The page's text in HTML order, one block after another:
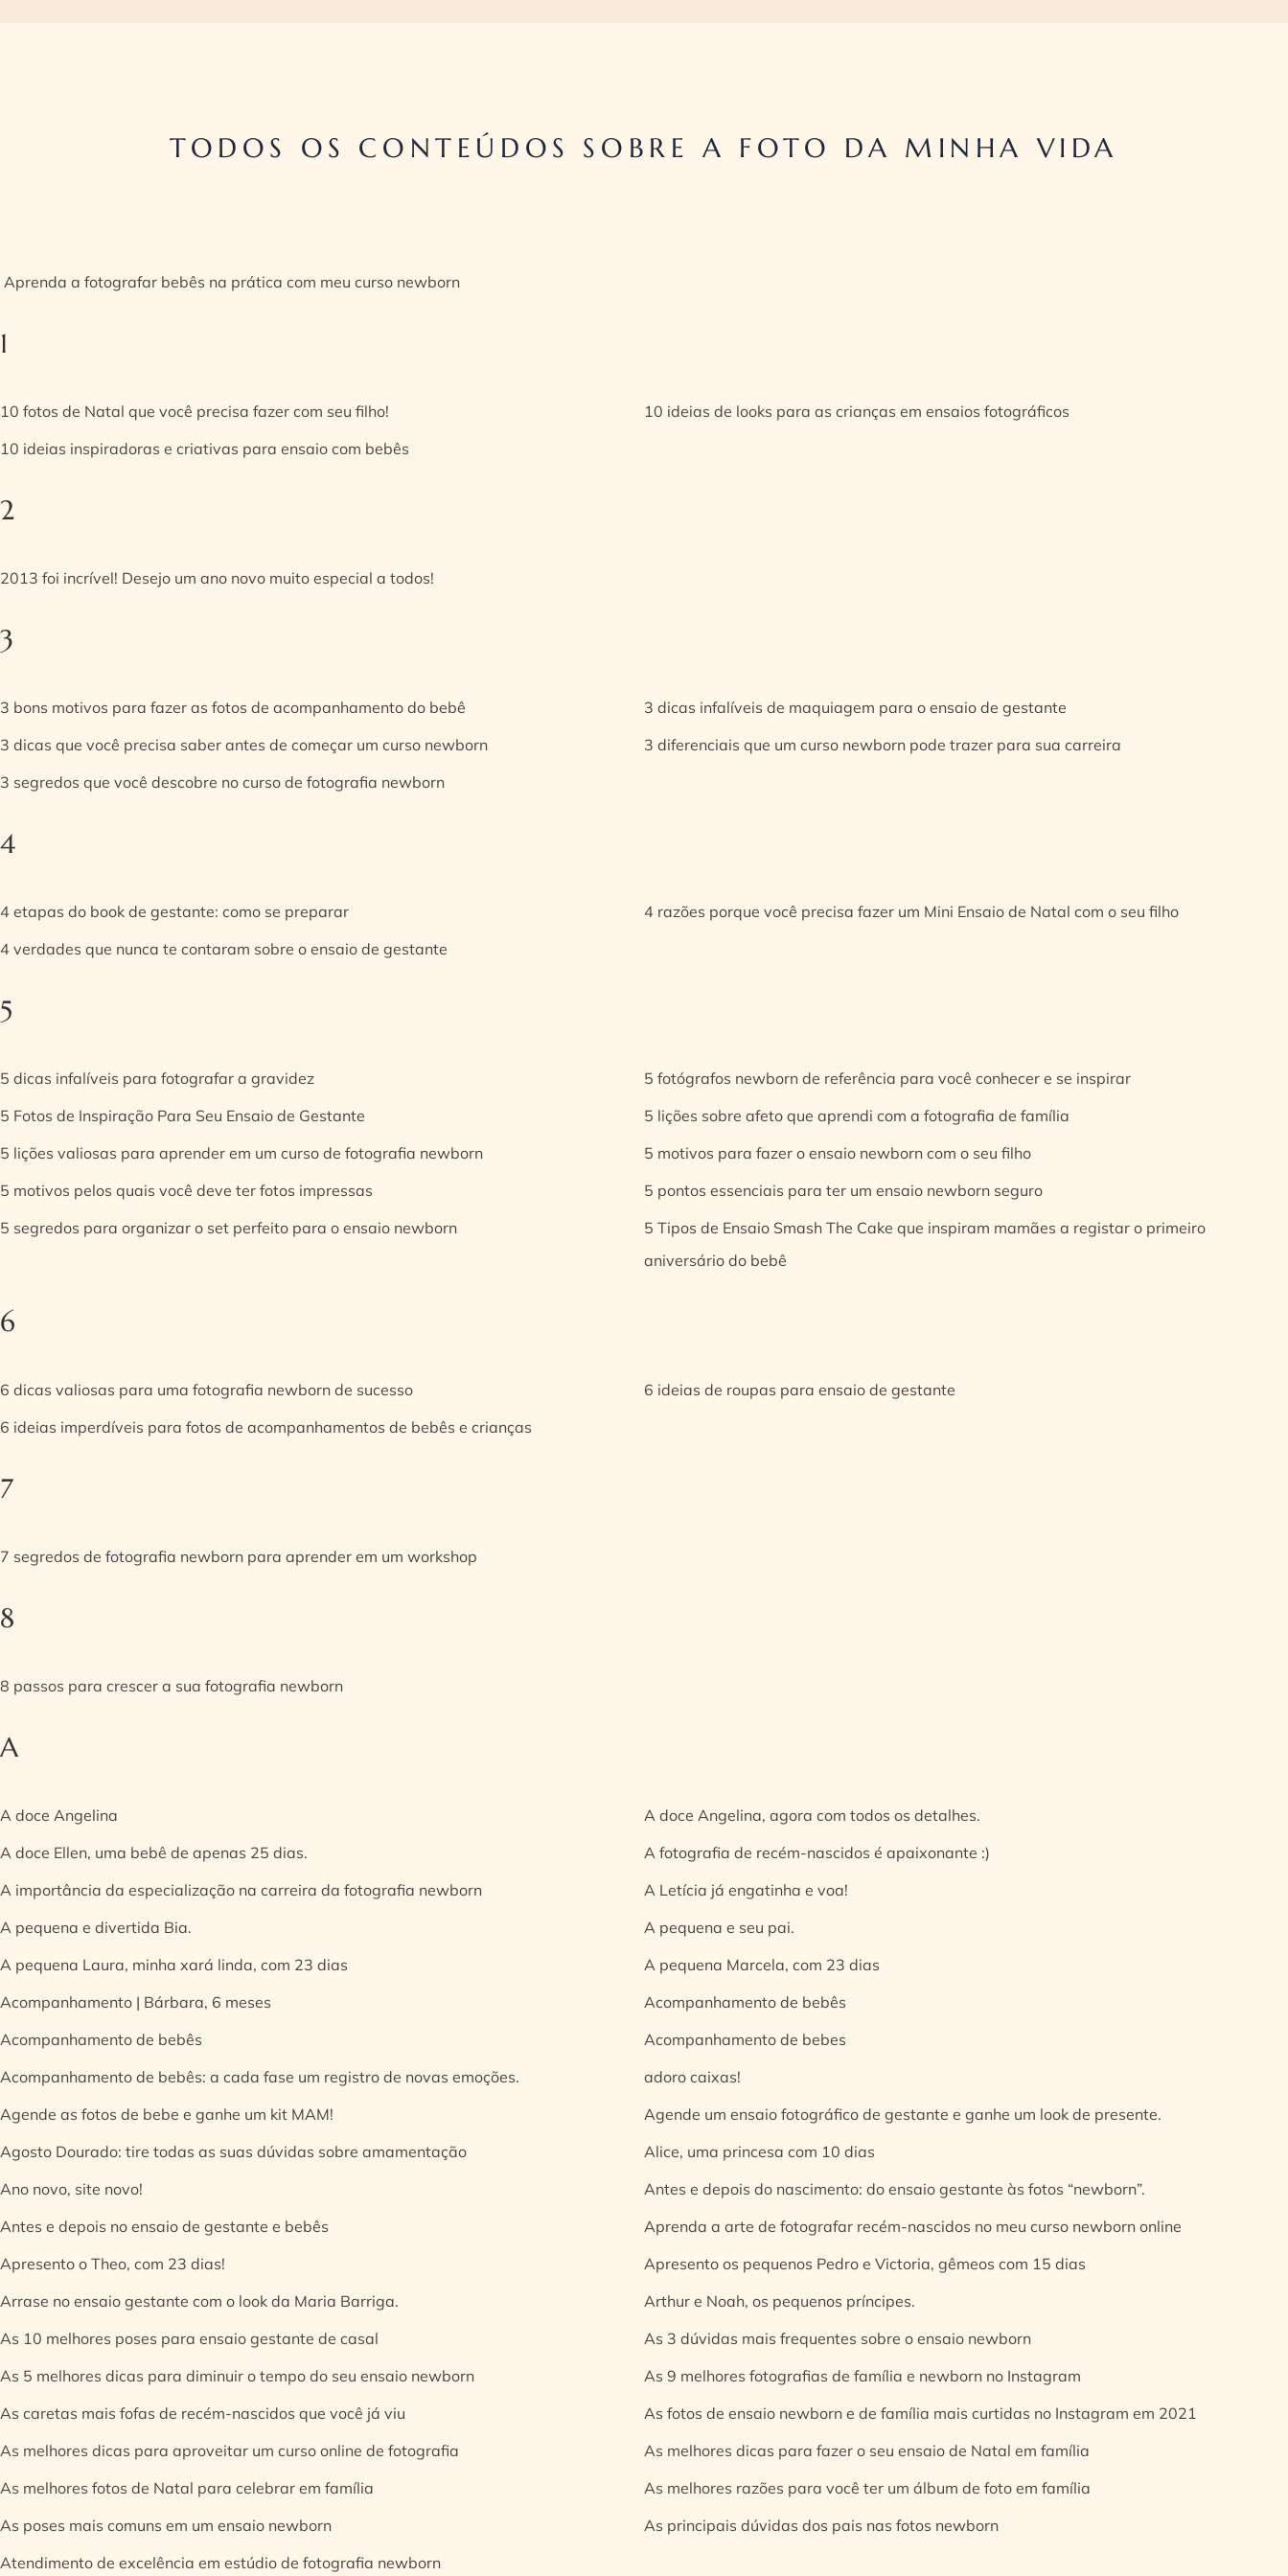
TODOS OS CONTEÚDOS SOBRE A FOTO DA MINHA VIDA
Aprenda a fotografar bebês na prática com meu curso newborn
1
10 fotos de Natal que você precisa fazer com seu filho!
10 ideias de looks para as crianças em ensaios fotográficos
10 ideias inspiradoras e criativas para ensaio com bebês
2
2013 foi incrível! Desejo um ano novo muito especial a todos!
3
3 bons motivos para fazer as fotos de acompanhamento do bebê
3 dicas infalíveis de maquiagem para o ensaio de gestante
3 dicas que você precisa saber antes de começar um curso newborn
3 diferenciais que um curso newborn pode trazer para sua carreira
3 segredos que você descobre no curso de fotografia newborn
4
4 etapas do book de gestante: como se preparar
4 razões porque você precisa fazer um Mini Ensaio de Natal com o seu filho
4 verdades que nunca te contaram sobre o ensaio de gestante
5
5 dicas infalíveis para fotografar a gravidez
5 fotógrafos newborn de referência para você conhecer e se inspirar
5 Fotos de Inspiração Para Seu Ensaio de Gestante
5 lições sobre afeto que aprendi com a fotografia de família
5 lições valiosas para aprender em um curso de fotografia newborn
5 motivos para fazer o ensaio newborn com o seu filho
5 motivos pelos quais você deve ter fotos impressas
5 pontos essenciais para ter um ensaio newborn seguro
5 segredos para organizar o set perfeito para o ensaio newborn
5 Tipos de Ensaio Smash The Cake que inspiram mamães a registar o primeiro
aniversário do bebê
6
6 dicas valiosas para uma fotografia newborn de sucesso
6 ideias de roupas para ensaio de gestante
6 ideias imperdíveis para fotos de acompanhamentos de bebês e crianças
7
7 segredos de fotografia newborn para aprender em um workshop
8
8 passos para crescer a sua fotografia newborn
A
A doce Angelina
A doce Angelina, agora com todos os detalhes.
A doce Ellen, uma bebê de apenas 25 dias.
A fotografia de recém-nascidos é apaixonante :)
A importância da especialização na carreira da fotografia newborn
A Letícia já engatinha e voa!
A pequena e divertida Bia.
A pequena e seu pai.
A pequena Laura, minha xará linda, com 23 dias
A pequena Marcela, com 23 dias
Acompanhamento | Bárbara, 6 meses
Acompanhamento de bebês
Acompanhamento de bebês
Acompanhamento de bebes
Acompanhamento de bebês: a cada fase um registro de novas emoções.
adoro caixas!
Agende as fotos de bebe e ganhe um kit MAM!
Agende um ensaio fotográfico de gestante e ganhe um look de presente.
Agosto Dourado: tire todas as suas dúvidas sobre amamentação
Alice, uma princesa com 10 dias
Ano novo, site novo!
Antes e depois do nascimento: do ensaio gestante às fotos “newborn”.
Antes e depois no ensaio de gestante e bebês
Aprenda a arte de fotografar recém-nascidos no meu curso newborn online
Apresento o Theo, com 23 dias!
Apresento os pequenos Pedro e Victoria, gêmeos com 15 dias
Arrase no ensaio gestante com o look da Maria Barriga.
Arthur e Noah, os pequenos príncipes.
As 10 melhores poses para ensaio gestante de casal
As 3 dúvidas mais frequentes sobre o ensaio newborn
As 5 melhores dicas para diminuir o tempo do seu ensaio newborn
As 9 melhores fotografias de família e newborn no Instagram
As caretas mais fofas de recém-nascidos que você já viu
As fotos de ensaio newborn e de família mais curtidas no Instagram em 2021
As melhores dicas para aproveitar um curso online de fotografia
As melhores dicas para fazer o seu ensaio de Natal em família
As melhores fotos de Natal para celebrar em família
As melhores razões para você ter um álbum de foto em família
As poses mais comuns em um ensaio newborn
As principais dúvidas dos pais nas fotos newborn
Atendimento de excelência em estúdio de fotografia newborn